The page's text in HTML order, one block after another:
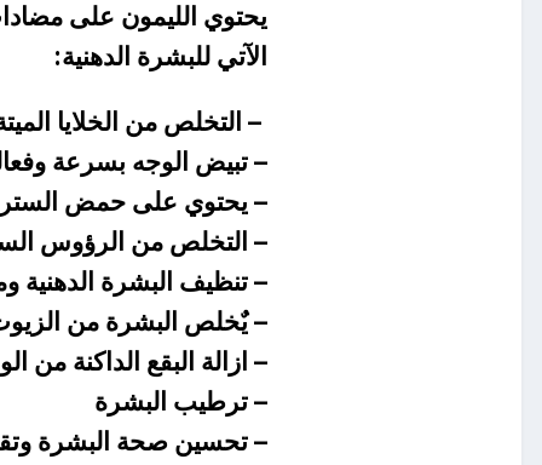
يحتوي الليمون على
الآتي للبشرة الدهنية:
– التخلص من الخلايا
– تبيض الوجه بسرعة
– يحتوي على حمض
– التخلص من الرؤوس
– تنظيف البشرة الدهنية
– يٌخلص البشرة من الزيوت
– ازالة البقع الداكنة
– ترطيب البشرة
– تحسين صحة البشرة